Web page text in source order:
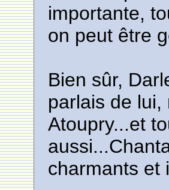
importante,
on peut être
Bien sûr,
parlais de
Atoupry...et
charmants et